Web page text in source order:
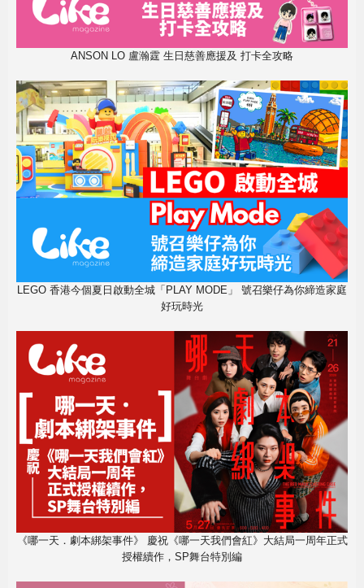
ANSON LO 盧瀚霆 生日慈善應援及 打卡全攻略
LEGO 香港今個夏日啟動全城「PLAY MODE」 號召樂仔為你締造家庭
好玩時光
《哪一天．劇本綁架事件》 慶祝《哪一天我們會紅》大結局一周年正式
授權續作，SP舞台特別編